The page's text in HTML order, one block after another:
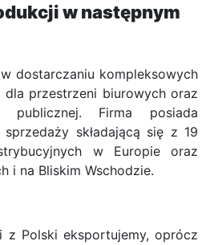
w następnym
dostarczaniu kompleksowych
dla przestrzeni biurowych oraz
publicznej. Firma posiada
składającą się z 19
w Europie oraz
i na Bliskim Wschodzie.
z Polski eksportujemy, oprócz